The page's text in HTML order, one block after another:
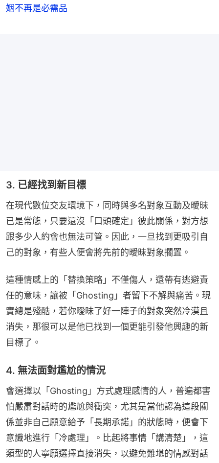
姻不再是必需品
3. 已經找到新目標
在現代數位交友環境下，同時與多名對象互動及曖昧
已是常態，只要還沒「口頭確定」彼此關係，對方想
跟多少人約會也無法可管。因此，一旦找到更吸引自
己的對象，有些人便會將先前的曖昧對象擱置。
這種情感上的「替換策略」不僅傷人，還帶有逃避責
任的意味，讓被「Ghosting」者留下不解與痛苦。現
實總是殘酷，若你曖昧了好一陣子的對象突然冷漠且
消失，那很可以是他已找到一個更能引發他興趣的新
目標了。
4. 無法面對尷尬的情況
會選擇以「Ghosting」方式處理感情的人，普遍都害
怕嚴肅對話時的尷尬與衝突，尤其是當他認為這段關
係並非自己願意給予「長期承諾」的狀態時，便會下
意識地進行「冷處理」。比起將事情「講清楚」，這
類型的人寧願選擇直接消失，以避免難堪的情感對話